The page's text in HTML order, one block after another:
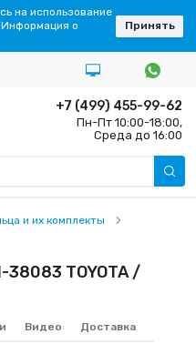
+7 (499) 455-99-62
Пн-Пт 10:00-18:00,
Среда до 16:00
и их комплекты
TOYOTA /
Видео Доставка
на использование
о
Принять